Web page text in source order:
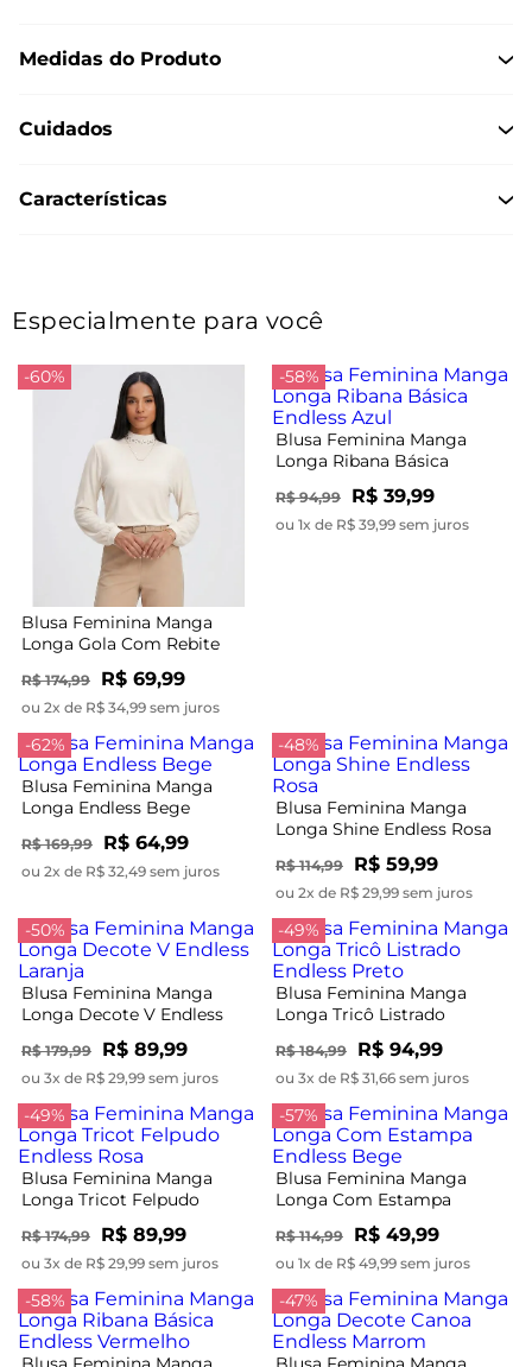
Medidas do Produto
Cuidados
Características
Especialmente para você
-60%
Blusa Feminina Manga
Longa Gola Com Rebite
Endless Bege
R$ 174,99 R$ 69,99
ou 2x de R$ 34,99 sem juros
-58%
Blusa Feminina Manga
Longa Ribana Básica
Endless Azul
R$ 94,99 R$ 39,99
ou 1x de R$ 39,99 sem juros
-62%
Blusa Feminina Manga
Longa Endless Bege
R$ 169,99 R$ 64,99
ou 2x de R$ 32,49 sem juros
-48%
Blusa Feminina Manga
Longa Shine Endless Rosa
R$ 114,99 R$ 59,99
ou 2x de R$ 29,99 sem juros
-50%
Blusa Feminina Manga
Longa Decote V Endless
R$ 179,99 R$ 89,99
ou 3x de R$ 29,99 sem juros
-49%
Blusa Feminina Manga
Longa Tricô Listrado
Endless Preto
R$ 184,99 R$ 94,99
ou 3x de R$ 31,66 sem juros
-49%
Blusa Feminina Manga
Longa Tricot Felpudo
Endless Rosa
R$ 174,99 R$ 89,99
ou 3x de R$ 29,99 sem juros
-57%
Blusa Feminina Manga
Longa Com Estampa
Endless Bege
R$ 114,99 R$ 49,99
ou 1x de R$ 49,99 sem juros
-58% -47%